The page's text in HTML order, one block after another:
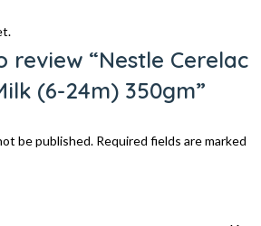
review “Nestle Cerelac
(6-24m) 350gm”
be published. Required fields are marked